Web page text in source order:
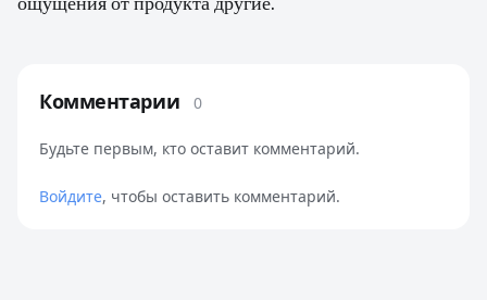
Комментарии 0
Будьте первым, кто оставит комментарий.
Войдите, чтобы оставить комментарий.